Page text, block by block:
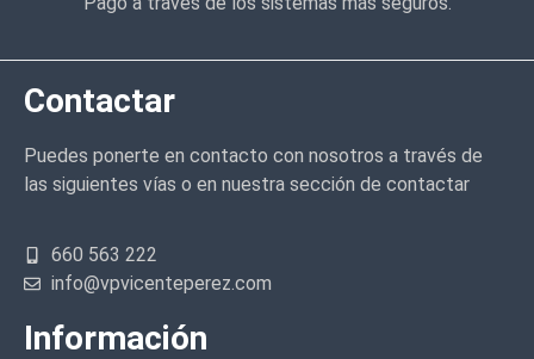
Contactar
Puedes ponerte en contacto con nosotros a través de
las siguientes vías o en nuestra sección de contactar
660 563 222
info@vpvicenteperez.com
Información